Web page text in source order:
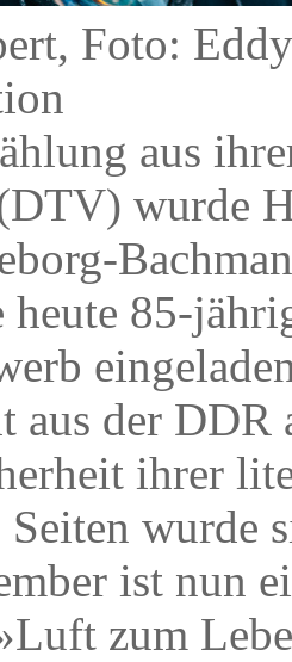
Foto:
aus
wurde
heute 85-
aus der DDR
ihrer
wurde
ist nun
zum